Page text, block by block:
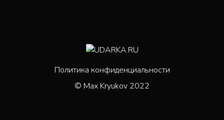
Политика конфиденциальности
© Max Kryukov 2022